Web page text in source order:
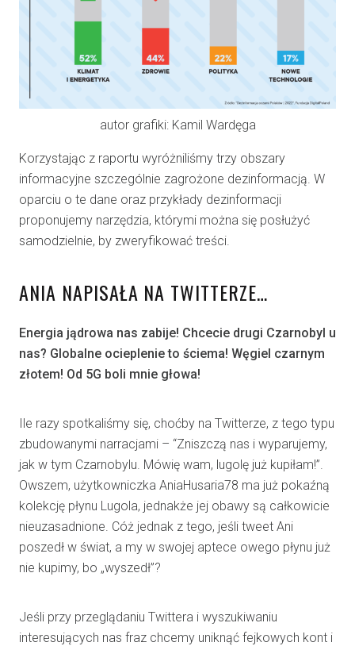
autor grafiki: Kamil Wardęga
Korzystając z raportu wyróżniliśmy trzy obszary
informacyjne szczególnie zagrożone dezinformacją. W
oparciu o te dane oraz przykłady dezinformacji
proponujemy narzędzia, którymi można się posłużyć
samodzielnie, by zweryfikować treści.
ANIA NAPISAŁA NA TWITTERZE…
Energia jądrowa nas zabije! Chcecie drugi Czarnobyl u
nas? Globalne ocieplenie to ściema! Węgiel czarnym
złotem! Od 5G boli mnie głowa!
Ile razy spotkaliśmy się, choćby na Twitterze, z tego typu
zbudowanymi narracjami – “Zniszczą nas i wyparujemy,
jak w tym Czarnobylu. Mówię wam, lugolę już kupiłam!”.
Owszem, użytkowniczka AniaHusaria78 ma już pokaźną
kolekcję płynu Lugola, jednakże jej obawy są całkowicie
nieuzasadnione. Cóż jednak z tego, jeśli tweet Ani
poszedł w świat, a my w swojej aptece owego płynu już
nie kupimy, bo „wyszedł”?
Jeśli przy przeglądaniu Twittera i wyszukiwaniu
interesujących nas fraz chcemy uniknąć fejkowych kont i